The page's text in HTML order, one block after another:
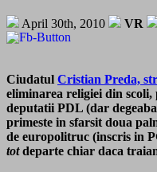
April 30th, 2010 VR
Ciudatul Cristian Preda,
eliminarea religiei din
deputatii PDL (dar
primeste in sfarsit doua
de europolitruc (inscris in
totdeparte chiar daca